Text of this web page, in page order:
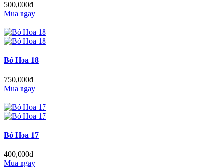
500,000đ
Mua ngay
Bó Hoa 18
750,000đ
Mua ngay
Bó Hoa 17
400,000đ
Mua ngay